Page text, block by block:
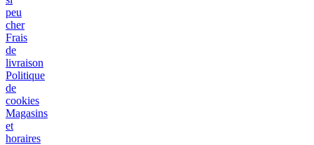
peu
cher
Frais
de
livraison
Politique
de
cookies
Magasins
et
horaires